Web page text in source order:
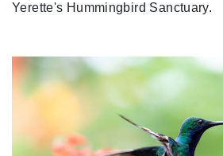
Yerette's Hummingbird Sanctuary.